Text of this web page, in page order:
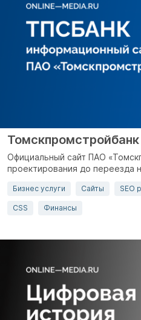
Томскпромстройбанк
Официальный сайт ПАО
проектирования до переезда
Бизнес услуги Сайты SEO
CSS Финансы